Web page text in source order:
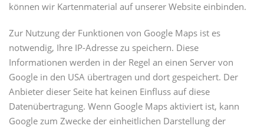
können wir Kartenmaterial auf unserer Website einbinden.
Zur Nutzung der Funktionen von Google Maps ist es
notwendig, Ihre IP-Adresse zu speichern. Diese
Informationen werden in der Regel an einen Server von
Google in den USA übertragen und dort gespeichert. Der
Anbieter dieser Seite hat keinen Einfluss auf diese
Datenübertragung. Wenn Google Maps aktiviert ist, kann
Google zum Zwecke der einheitlichen Darstellung der